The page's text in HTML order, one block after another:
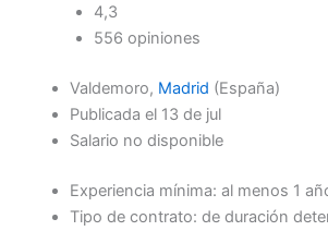
4,3
556 opiniones
Valdemoro, Madrid (España)
Publicada el 13 de jul
Salario no disponible
Experiencia mínima: al menos 1
Tipo de contrato: de duración